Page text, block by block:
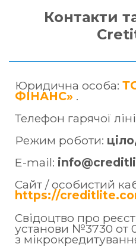
Контакти
Юридична особа:
ФIНАНС» .
Телефон гарячої
Режим роботи:
E-mail:
Сайт / особистий
https://
Свідоцтво про
установи №3730 от
з